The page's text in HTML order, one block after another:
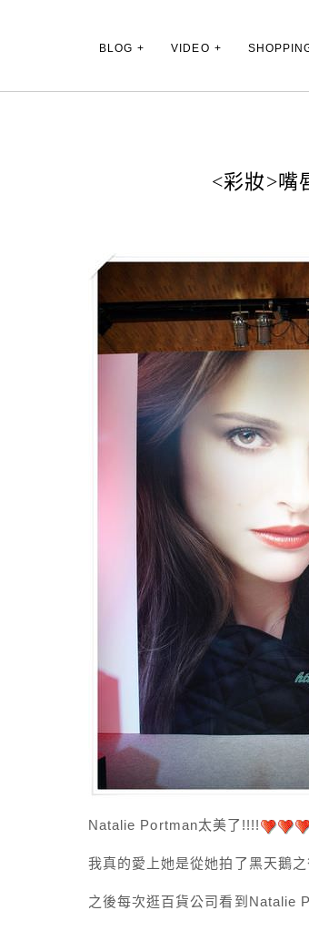
Main Menu
BLOG VIDEO
<彩妝>嘴
Natalie Portman太美了!!!!
我真的愛上她是從她拍了黑天鵝
之後每次逛百貨公司看到Natalie